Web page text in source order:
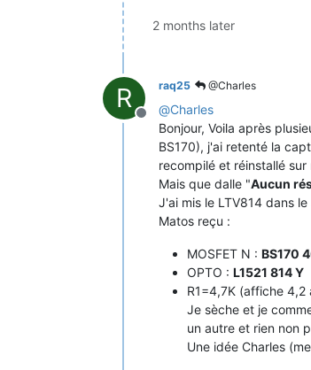
2 months later
R
Offline
raq25 @Charles
@Charles
Bonjour, Voila après
BS170), j'ai retenté la
recompilé et réinstallé
Mais que dalle "Aucun
J'ai mis le LTV814 dans
Matos reçu :
MOSFET N : BS170
OPTO : L1521 814 Y
R1=4,7K (affiche
Je sèche et je
un autre et rien non
Une idée Charles